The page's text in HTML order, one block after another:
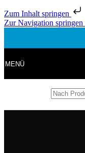
Zum Inhalt springen
Zur Navigation springen
MENÜ